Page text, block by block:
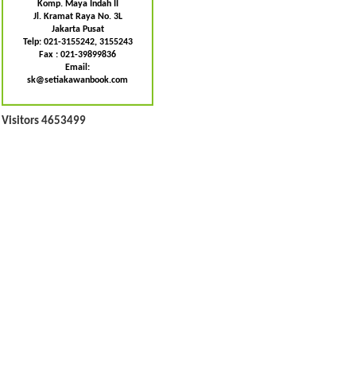
Komp. Maya Indah II
Jl. Kramat Raya No. 3L
Jakarta Pusat
Telp: 021-3155242, 3155243
Fax : 021-39899836
Email:
sk@setiakawanbook.com
Visitors 4653499